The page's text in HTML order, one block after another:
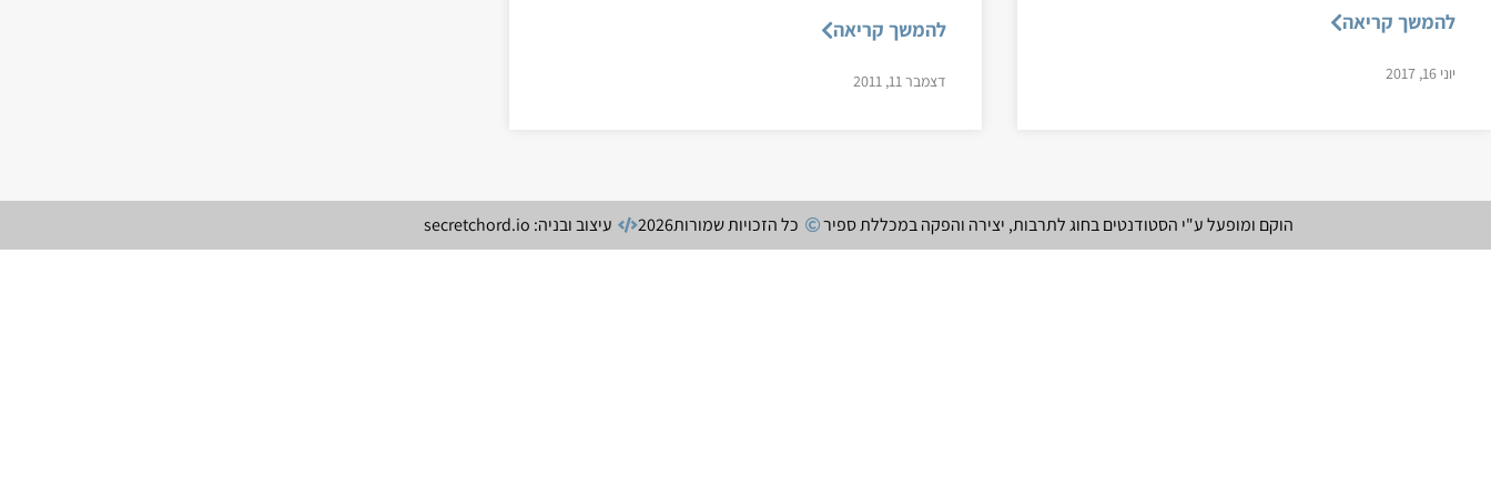
להמשך קריאה
יוני 16, 2017
להמשך קריאה
דצמבר 11, 2011
הוקם ומופעל ע"י הסטודנטים בחוג לתרבות, יצירה והפקה במכללת ספיר כל הזכויות שמורות2026 עיצוב ובניה: secretchord.io